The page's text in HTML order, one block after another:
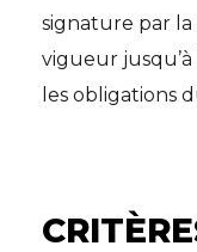
signature par
vigueur
les obligations